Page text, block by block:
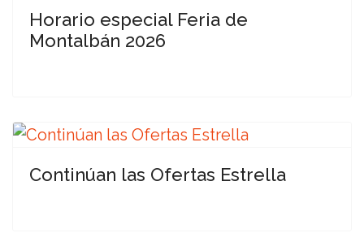
Horario especial Feria de
Montalbán 2026
Continúan las Ofertas Estrella